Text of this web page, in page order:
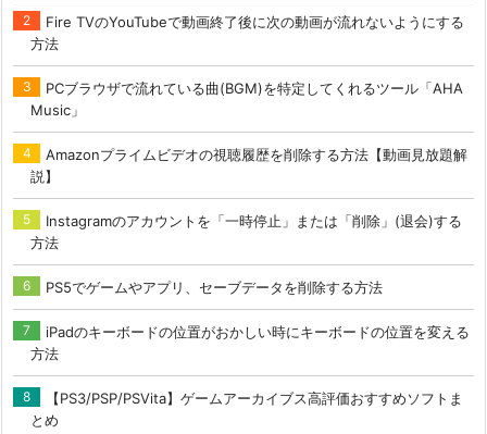
Fire TVのYouTubeで動画終了後に次の動画が流れないようにする
方法
PCブラウザで流れている曲(BGM)を特定してくれるツール「AHA
Music」
Amazonプライムビデオの視聴履歴を削除する方法【動画見放題解
説】
Instagramのアカウントを「一時停止」または「削除」(退会)する
方法
PS5でゲームやアプリ、セーブデータを削除する方法
iPadのキーボードの位置がおかしい時にキーボードの位置を変える
方法
【PS3/PSP/PSVita】ゲームアーカイブス高評価おすすめソフトま
とめ